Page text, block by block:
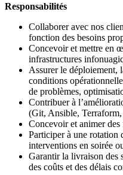
Responsabilités
Collaborer avec nos
fonction des besoins
Concevoir et mettre en
infrastructures
Assurer le déploiement,
conditions
de problèmes,
Contribuer à
(Git, Ansible, Terraform,
Concevoir et animer des
Participer à une rotation
interventions en soirée
Garantir la livraison des
des coûts et des délais